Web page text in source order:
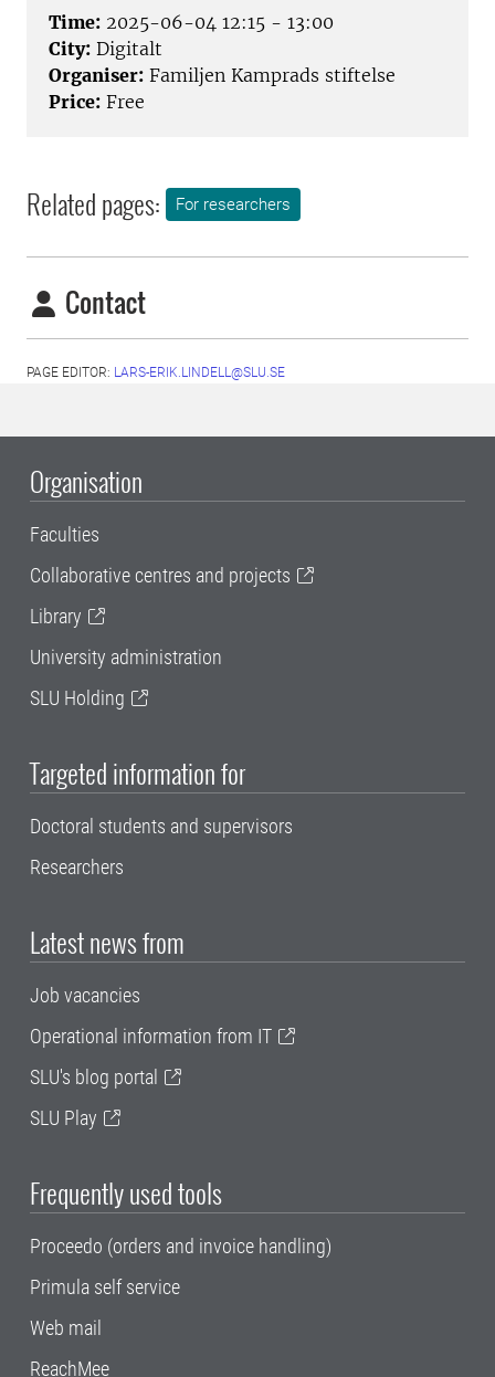
Time: 2025-06-04 12:15 - 13:00
City: Digitalt
Organiser: Familjen Kamprads stiftelse
Price: Free
Related pages: For researchers
Contact
PAGE EDITOR: LARS-ERIK.LINDELL@SLU.SE
Organisation
Faculties
Collaborative centres and projects
Library
University administration
SLU Holding
Targeted information for
Doctoral students and supervisors
Researchers
Latest news from
Job vacancies
Operational information from IT
SLU's blog portal
SLU Play
Frequently used tools
Proceedo (orders and invoice handling)
Primula self service
Web mail
ReachMee